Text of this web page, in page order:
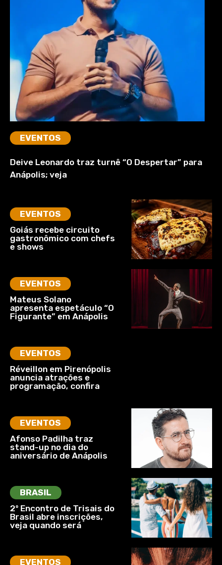
EVENTOS
Deive Leonardo traz turnê “O Despertar” para
Anápolis; veja
EVENTOS
Goiás recebe circuito
gastronômico com chefs
e shows
EVENTOS
Mateus Solano
apresenta espetáculo “O
Figurante” em Anápolis
EVENTOS
Réveillon em Pirenópolis
anuncia atrações e
programação, confira
EVENTOS
Afonso Padilha traz
stand-up no dia do
aniversário de Anápolis
BRASIL
2º Encontro de Trisais do
Brasil abre inscrições,
veja quando será
EVENTOS